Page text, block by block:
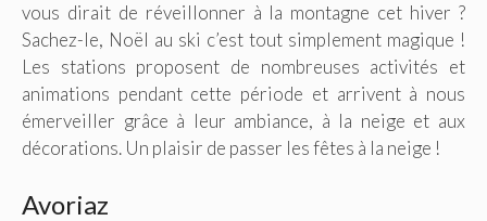
vous dirait de réveillonner à la montagne cet hiver ?
Sachez-le, Noël au ski c’est tout simplement magique !
Les stations proposent de nombreuses activités et
animations pendant cette période et arrivent à nous
émerveiller grâce à leur ambiance, à la neige et aux
décorations. Un plaisir de passer les fêtes à la neige !
Avoriaz